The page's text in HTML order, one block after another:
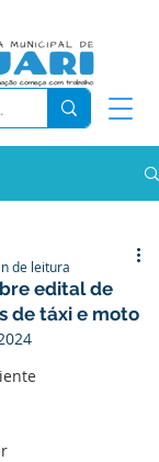
edital de
de táxi e moto
de leitura